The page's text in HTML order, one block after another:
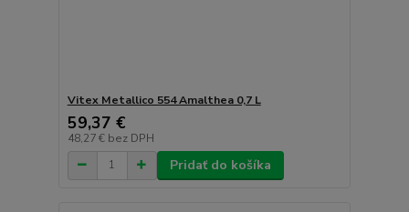
Vitex Metallico 554 Amalthea 0,7 L
59,37 €
48,27 € bez DPH
Pridať do košíka